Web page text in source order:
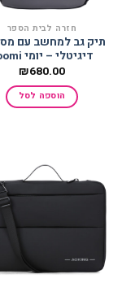
חזרה לבית הספר
תיק גב למחשב עם
דיגיטלי – יומי Yoomi
₪680.00
הוספה לסל